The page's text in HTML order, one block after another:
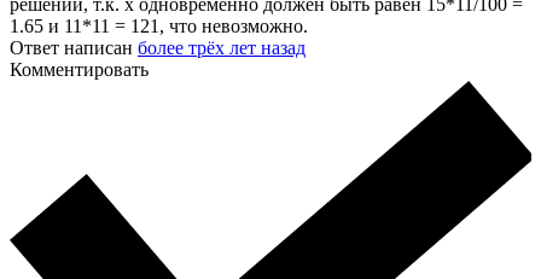
1.65 и 11*11 = 121, что невозможно.
Ответ написан более трёх лет назад
Комментировать